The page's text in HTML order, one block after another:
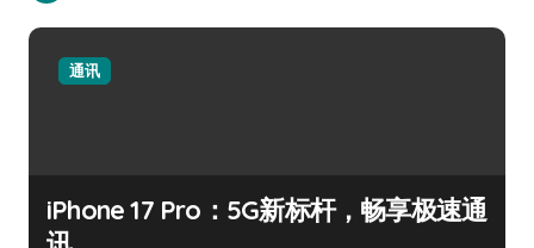
通讯
iPhone 17 Pro：5G新标杆，畅享极速通